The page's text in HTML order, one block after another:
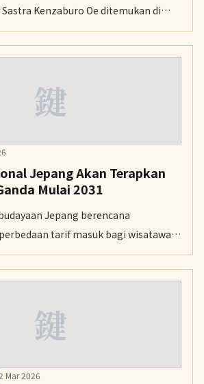
Kenzaburo Oe ditemukan di
saat mahasiswa. Temuan ini
baru mengenai proses kreatif
鍵
Jepang Akan Terapkan
Mulai 2031
Jepang berencana
tarif masuk bagi wisatawan
di 12 museum nasional untuk
multibahasa.
鍵
Mar 2026